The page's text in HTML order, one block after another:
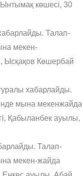
көшесі, 30
Талап-
мекен-
Ысқақов Көшербай
хабарлайды.
мына мекенжайда
Қабыланбек ауылы,
Талап-
мекен-жайда